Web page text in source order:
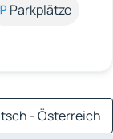
Parkplätze
- Österreich